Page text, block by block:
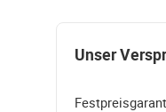
Unser